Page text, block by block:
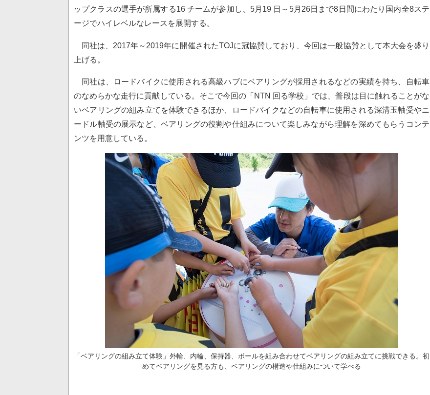
ップクラスの選手が所属する16 チームが参加し、5月19 日～5月26日まで8日間にわたり国内全8ステ
ージでハイレベルなレースを展開する。
同社は、2017年～2019年に開催されたTOJに冠協賛しており、今回は一般協賛として本大会を盛り
上げる。
同社は、ロードバイクに使用される高級ハブにベアリングが採用されるなどの実績を持ち、自転車
のなめらかな走行に貢献している。そこで今回の「NTN 回る学校」では、普段は目に触れることがな
いベアリングの組み立てを体験できるほか、ロードバイクなどの自転車に使用される深溝玉軸受やニ
ードル軸受の展示など、ベアリングの役割や仕組みについて楽しみながら理解を深めてもらうコンテ
ンツを用意している。
「ベアリングの組み立て体験」外輪、内輪、保持器、ボールを組み合わせてベアリングの組み立てに挑戦できる。初
めてベアリングを見る方も、ベアリングの構造や仕組みについて学べる